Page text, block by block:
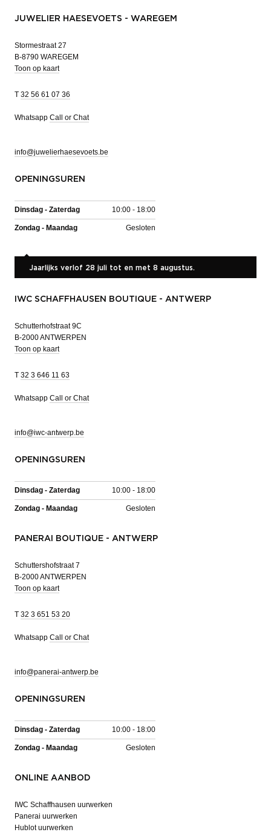
JUWELIER HAESEVOETS - WAREGEM
Stormestraat 27
B-8790 WAREGEM
Toon op kaart
T 32 56 61 07 36
Whatsapp Call or Chat
info@juwelierhaesevoets.be
OPENINGSUREN
Dinsdag - Zaterdag 10:00 - 18:00
Zondag - Maandag Gesloten
Jaarlijks verlof 28 juli tot en met 8 augustus.
IWC SCHAFFHAUSEN BOUTIQUE - ANTWERP
Schutterhofstraat 9C
B-2000 ANTWERPEN
Toon op kaart
T 32 3 646 11 63
Whatsapp Call or Chat
info@iwc-antwerp.be
OPENINGSUREN
Dinsdag - Zaterdag 10:00 - 18:00
Zondag - Maandag Gesloten
PANERAI BOUTIQUE - ANTWERP
Schuttershofstraat 7
B-2000 ANTWERPEN
Toon op kaart
T 32 3 651 53 20
Whatsapp Call or Chat
info@panerai-antwerp.be
OPENINGSUREN
Dinsdag - Zaterdag 10:00 - 18:00
Zondag - Maandag Gesloten
ONLINE AANBOD
IWC Schaffhausen uurwerken
Panerai uurwerken
Hublot uurwerken